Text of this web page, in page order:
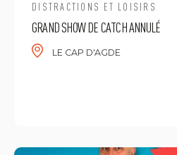
DISTRACTIONS ET LOISIRS
GRAND SHOW DE CATCH ANNULÉ
LE CAP D'AGDE